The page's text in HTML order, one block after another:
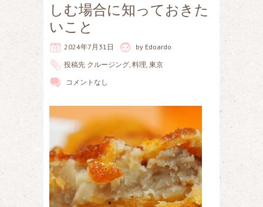
しむ場合に知っておきた
いこと
2024年7月31日 by Edoardo
投稿先 クルージング 料理 東京
コメントなし